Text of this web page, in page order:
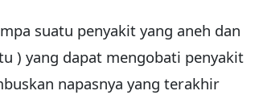
suatu penyakit yang aneh dan
) yang dapat mengobati penyakit
napasnya yang terakhir